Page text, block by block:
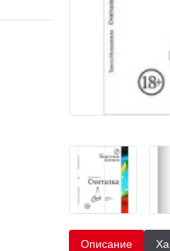
Описание